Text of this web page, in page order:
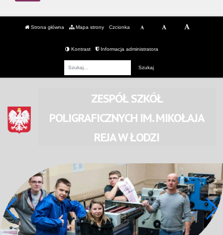
Strona główna Mapa strony Czcionka
Kontrast Informacja administratora
ZESPÓŁ SZKÓŁ
POLIGRAFICZNYCHIM. MIKOŁAJA
REJAW ŁODZI